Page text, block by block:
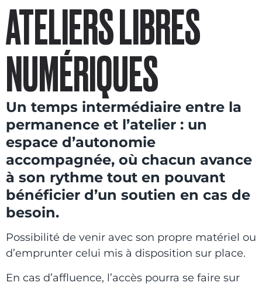
ATELIERS LIBRES
NUMÉRIQUES
Un temps intermédiaire entre la
permanence et l’atelier : un
espace d’autonomie
accompagnée, où chacun avance
à son rythme tout en pouvant
bénéficier d’un soutien en cas de
besoin.
Possibilité de venir avec son propre matériel ou
d’emprunter celui mis à disposition sur place.
En cas d’affluence, l’accès pourra se faire sur